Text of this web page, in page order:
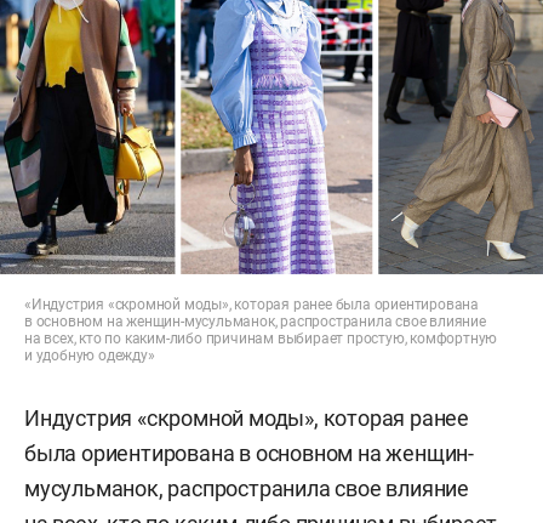
«Индустрия «скромной моды», которая ранее была ориентирована
в основном на женщин-мусульманок, распространила свое влияние
на всех, кто по каким-либо причинам выбирает простую, комфортную
и удобную одежду»
Индустрия «скромной моды», которая ранее
была ориентирована в основном на женщин-
мусульманок, распространила свое влияние